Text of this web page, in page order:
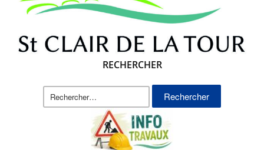
RECHERCHER
Rechercher :